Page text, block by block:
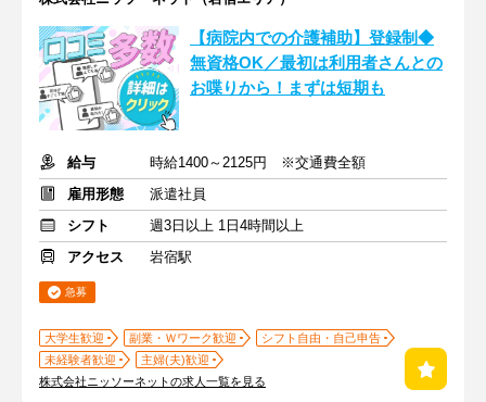
【病院内での介護補助】登録制◆
無資格OK／最初は利用者さんとの
お喋りから！まずは短期も
給与
時給1400～2125円 ※交通費全額
雇用形態
派遣社員
シフト
週3日以上 1日4時間以上
アクセス
岩宿駅
急募
大学生歓迎 副業・Ｗワーク歓迎
シフト自由・自己申告
未経験者歓迎
主婦(夫)歓迎
株式会社ニッソーネットの求人一覧を見る